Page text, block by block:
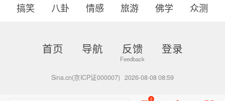
搞笑
八卦 情感 旅游 佛学 众测
首页 导航 反馈 登录
Sina.cn(京ICP证000007) 2026-08-08 08:59
0